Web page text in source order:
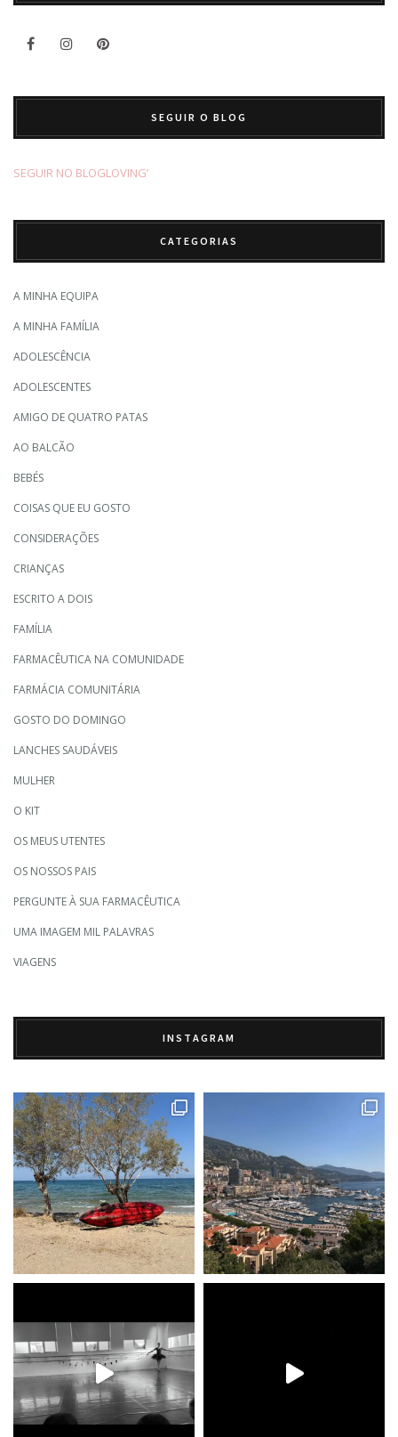
SEGUIR O BLOG
SEGUIR NO BLOGLOVING’
CATEGORIAS
A MINHA EQUIPA
A MINHA FAMÍLIA
ADOLESCÊNCIA
ADOLESCENTES
AMIGO DE QUATRO PATAS
AO BALCÃO
BEBÉS
COISAS QUE EU GOSTO
CONSIDERAÇÕES
CRIANÇAS
ESCRITO A DOIS
FAMÍLIA
FARMACÊUTICA NA COMUNIDADE
FARMÁCIA COMUNITÁRIA
GOSTO DO DOMINGO
LANCHES SAUDÁVEIS
MULHER
O KIT
OS MEUS UTENTES
OS NOSSOS PAIS
PERGUNTE À SUA FARMACÊUTICA
UMA IMAGEM MIL PALAVRAS
VIAGENS
INSTAGRAM